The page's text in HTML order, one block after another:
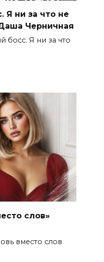
Я ни за что не
Черничная
босс. Я ни за что
слов»
вместо слов